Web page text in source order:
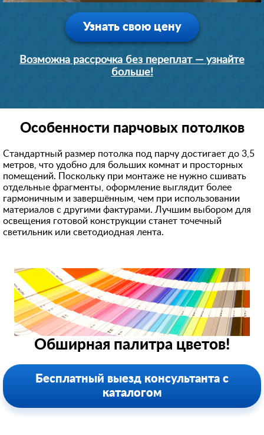
Узнать свою цену
Возможна рассрочка без переплат — узнайте
больше!
Особенности парчовых потолков
Стандартный размер потолка под парчу достигает до 3,5
метров, что удобно для больших комнат и просторных
помещений. Поскольку при монтаже не нужно сшивать
отдельные фрагменты, оформление выглядит более
гармоничным и завершённым, чем при использовании
материалов с другими фактурами. Лучшим выбором для
освещения готовой конструкции станет точечный
светильник или светодиодная лента.
Обширная палитра цветов!
Бесплатный выезд консультанта с
каталогом